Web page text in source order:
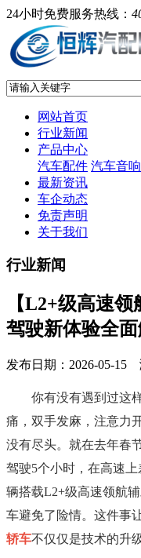
24小时免费服务热线：
网站首页
行业新闻
产品中心
汽车配件 汽车音响
最新资讯
车企动态
免责声明
关于我们
行业新闻
【L2+级高速
驾驶新体验全面
发布日期：2026-05-15
你有没有遇到过这
痛，双手发麻，注意力
没有尽头。就在去年春
驾驶5个小时，在高速
辆搭载L2+级高速领航
车避免了险情。这件事
轿车不仅仅是技术的升